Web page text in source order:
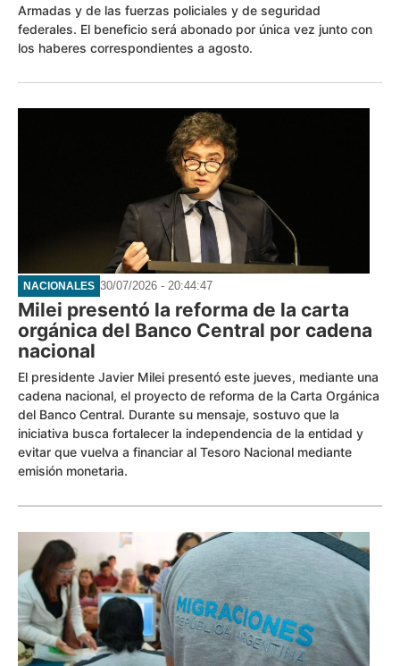
Armadas y de las fuerzas policiales y de seguridad
federales. El beneficio será abonado por única vez junto con
los haberes correspondientes a agosto.
NACIONALES 30/07/2026 - 20:44:47
Milei presentó la reforma de la carta
orgánica del Banco Central por cadena
nacional
El presidente Javier Milei presentó este jueves, mediante una
cadena nacional, el proyecto de reforma de la Carta Orgánica
del Banco Central. Durante su mensaje, sostuvo que la
iniciativa busca fortalecer la independencia de la entidad y
evitar que vuelva a financiar al Tesoro Nacional mediante
emisión monetaria.